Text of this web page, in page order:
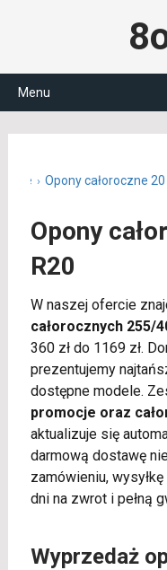
Menu
Opony całoroczne 20
Opony
R20
W naszej ofercie
całorocznych 255/
360 zł do 1169 zł.
prezentujemy
dostępne modele.
promocje oraz
aktualizuje się
darmową dostawę
zamówieniu,
dni na zwrot i pełną
Wyprzedaż